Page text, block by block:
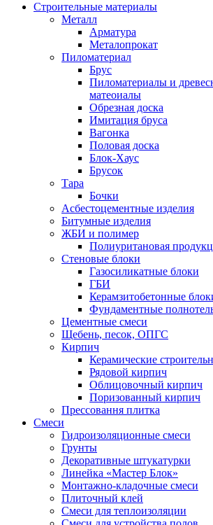
Строительные материалы
Металл
Арматура
Металопрокат
Пиломатериал
Брус
Пиломатериалы и
матеоиалы
Обрезная доска
Имитация бруса
Вагонка
Половая доска
Блок-Хаус
Брусок
Тара
Бочки
Асбестоцементные изделия
Битумные изделия
ЖБИ и полимер
Полиуритановая
Стеновые блоки
Газосиликатные блоки
ГБИ
Керамзитобетонные
Фундаментные
Цементные смеси
Щебень, песок, ОПГС
Кирпич
Керамические
Рядовой кирпич
Облицовочный кирпич
Поризованный кирпич
Прессовання плитка
Смеси
Гидроизоляционные смеси
Грунты
Декоративные штукатурки
Линейка «Мастер Блок»
Монтажно-кладочные смеси
Плиточный клей
Смеси для теплоизоляции